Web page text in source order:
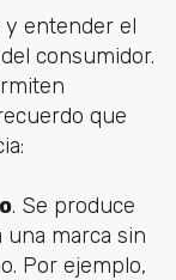
entender el
consumidor.
que
. Se produce
marca sin
Por ejemplo,